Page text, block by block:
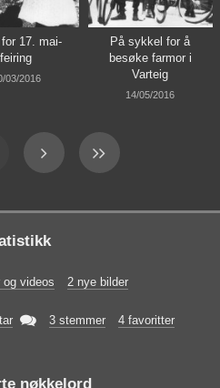
17. mai-
feiring
03/2016
På sykkel for å
besøke farmor i
Varteig
14/05/2016
og videos 2 nye bilder
 3 stemmer 4 favoritter
nøkkelord